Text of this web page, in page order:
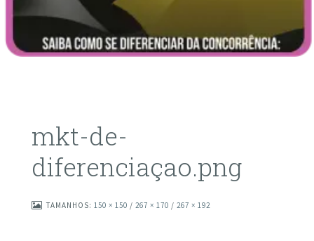
mkt-de-
diferenciaçao.png
TAMANHOS: 150 × 150 / 267 × 170 / 267 × 192